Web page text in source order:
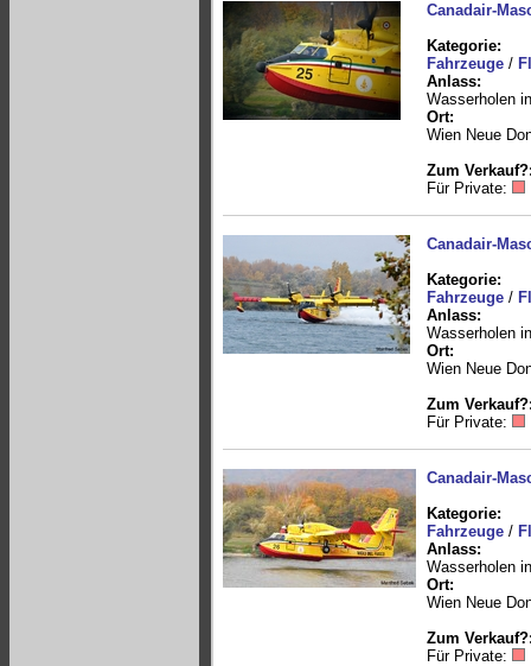
Canadair-
Kategorie:
Fahrzeuge /
Anlass:
Wasserholen
Ort:
Wien Neue
Zum
Für Private:
Canadair-
Kategorie:
Fahrzeuge /
Anlass:
Wasserholen
Ort:
Wien Neue
Zum
Für Private:
Canadair-
Kategorie:
Fahrzeuge /
Anlass:
Wasserholen
Ort:
Wien Neue
Zum
Für Private: